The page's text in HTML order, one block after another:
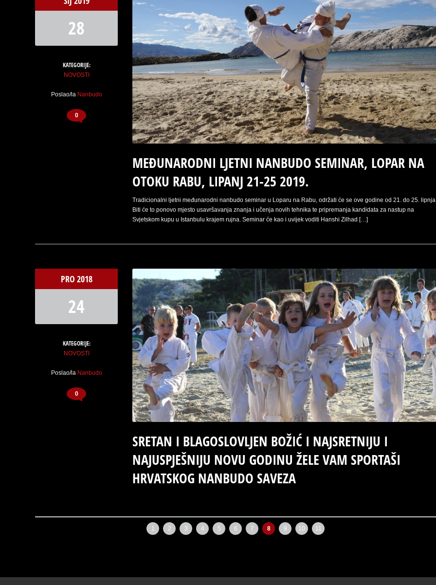
28
KATEGORIJE:
NOVOSTI
MEĐUNARODNI LJETNI NANBUDO SEMINAR, LOPAR NA
OTOKU RABU, LIPANJ 21-25 2019.
Tradicionalni ljetni međunarodni nanbudo seminar u Loparu na Rabu, održati će se ove godine od 21. do 25.
Biti će to ponovo mjesto usavršavanja znanja i učenja novih tehnika te pripremanja kandidata za nastup na
Svjetskom kupu u Istanbulu krajem rujna. Seminar će kao i uvijek voditi Hanshi Zilhad […]
Poslao/la Nanbudo
0
PRO 2018
24
KATEGORIJE:
NOVOSTI
SRETAN I BLAGOSLOVLJEN BOŽIĆ I NAJSRETNIJU I
NAJUSPJEŠNIJU NOVU GODINU ŽELE VAM SPORTAŠI
HRVATSKOG NANBUDO SAVEZA
Poslao/la Nanbudo
0
1 2 3 4 5 6 7 8 9 10 11